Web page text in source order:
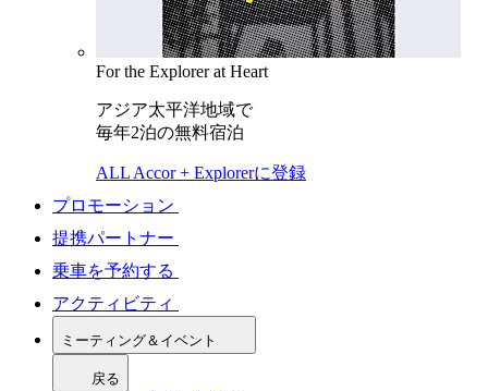
For the Explorer at Heart
アジア太平洋地域で
毎年2泊の無料宿泊
ALL Accor + Explorerに登録
プロモーション
提携パートナー
乗車を予約する
アクティビティ
ミーティング＆イベント
戻る